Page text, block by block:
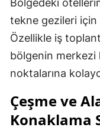
Bölgedeki
tekne gezileri
Özellikle iş
bölgenin merkezi
noktalarına
Çeşme ve
Konaklama